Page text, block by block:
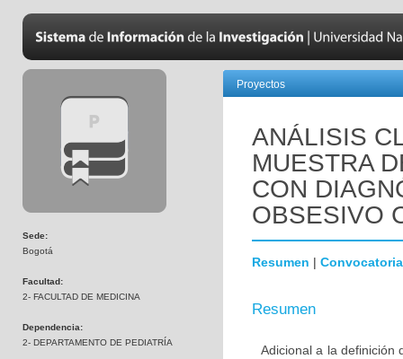
Sede:
Bogotá
Facultad:
2- FACULTAD DE MEDICINA
Dependencia:
2- DEPARTAMENTO DE PEDIATRÍA
Proyectos
ANÁLISIS
MUESTRA
CON
OBSESIVO
Resumen | Convocatoria
Resumen
Adicional a la definición